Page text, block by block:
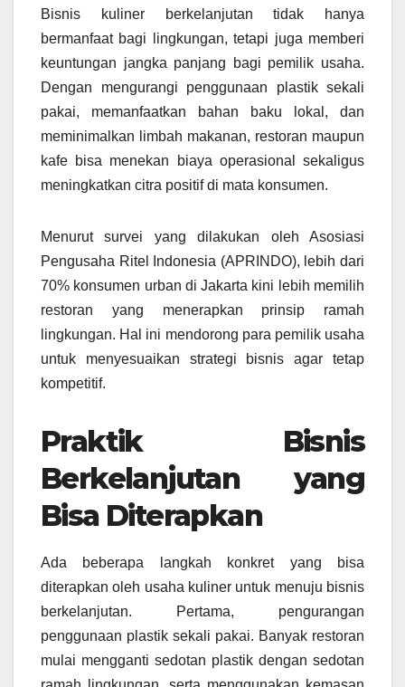
Bisnis kuliner berkelanjutan tidak hanya
bermanfaat bagi lingkungan, tetapi juga memberi
keuntungan jangka panjang bagi pemilik usaha.
Dengan mengurangi penggunaan plastik sekali
pakai, memanfaatkan bahan baku lokal, dan
meminimalkan limbah makanan, restoran maupun
kafe bisa menekan biaya operasional sekaligus
meningkatkan citra positif di mata konsumen.
Menurut survei yang dilakukan oleh Asosiasi
Pengusaha Ritel Indonesia (APRINDO), lebih dari
70% konsumen urban di Jakarta kini lebih memilih
restoran yang menerapkan prinsip ramah
lingkungan. Hal ini mendorong para pemilik usaha
untuk menyesuaikan strategi bisnis agar tetap
kompetitif.
Praktik Bisnis
Berkelanjutan yang
Bisa Diterapkan
Ada beberapa langkah konkret yang bisa
diterapkan oleh usaha kuliner untuk menuju bisnis
berkelanjutan. Pertama, pengurangan
penggunaan plastik sekali pakai. Banyak restoran
mulai mengganti sedotan plastik dengan sedotan